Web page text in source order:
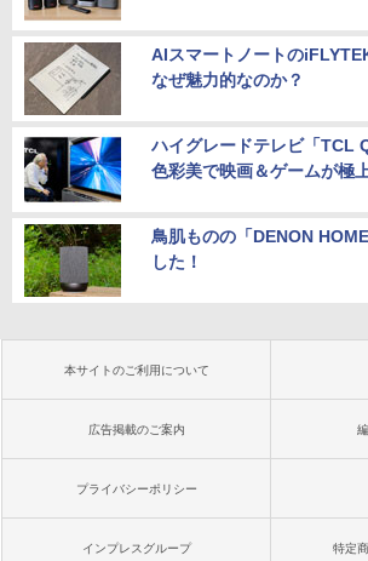
AIスマートノートの
なぜ魅力的なのか？
ハイグレードテレビ「TCL
色彩美で映画＆ゲームが極
鳥肌ものの「DENON
した！
本サイトのご利用について
広告掲載のご案内
プライバシーポリシー
インプレスグループ 特定